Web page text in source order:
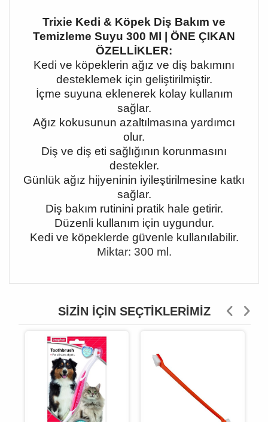
Trixie Kedi & Köpek Diş Bakım ve
Temizleme Suyu 300 Ml | ÖNE ÇIKAN
ÖZELLİKLER:
Kedi ve köpeklerin ağız ve diş bakımını
desteklemek için geliştirilmiştir.
İçme suyuna eklenerek kolay kullanım
sağlar.
Ağız kokusunun azaltılmasına yardımcı
olur.
Diş ve diş eti sağlığının korunmasını
destekler.
Günlük ağız hijyeninin iyileştirilmesine katkı
sağlar.
Diş bakım rutinini pratik hale getirir.
Düzenli kullanım için uygundur.
Kedi ve köpeklerde güvenle kullanılabilir.
Miktar: 300 ml.
SIZIN İÇIN SEÇTIKLERIMIZ